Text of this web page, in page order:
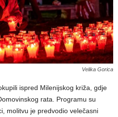
Velika Gorica
ispred Milenijskog križa, gdje
rata. Programu su
molitvu je predvodio velečasni